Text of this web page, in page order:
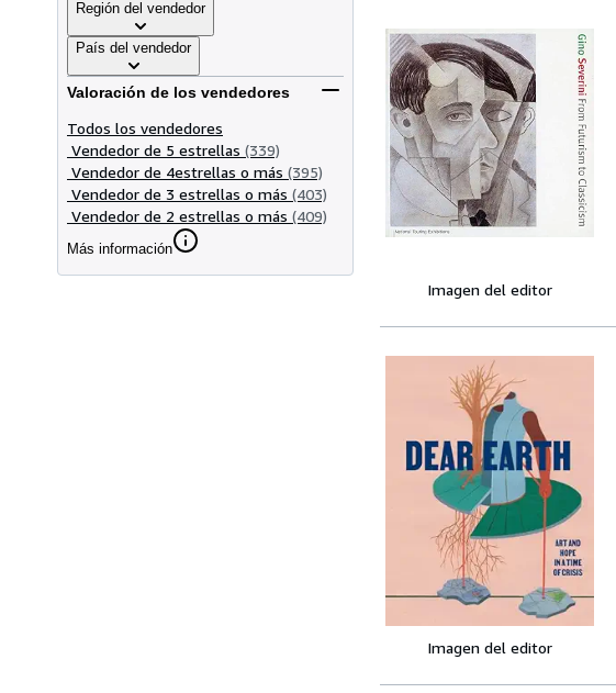
Región del vendedor
País del vendedor
Valoración de los vendedores
Todos los vendedores
Vendedor de 5 estrellas (339)
Vendedor de 4estrellas o más (395)
Vendedor de 3 estrellas o más (403)
Vendedor de 2 estrellas o más (409)
Más información
Imagen del editor
Imagen del editor